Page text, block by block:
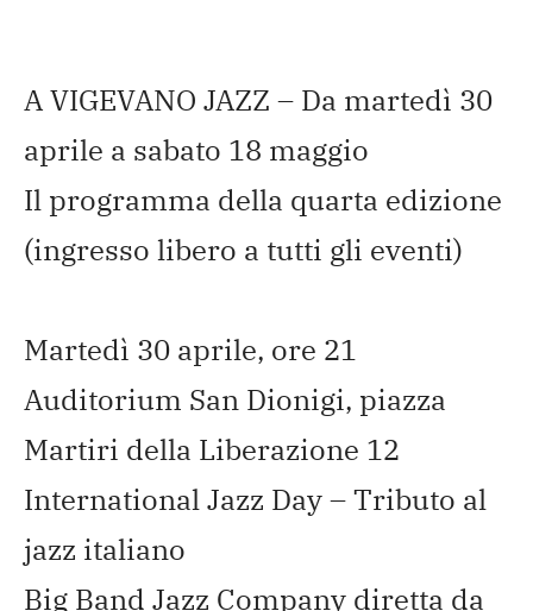
A VIGEVANO JAZZ – Da martedì 30
aprile a sabato 18 maggio
Il programma della quarta edizione
(ingresso libero a tutti gli eventi)
Martedì 30 aprile, ore 21
Auditorium San Dionigi, piazza
Martiri della Liberazione 12
International Jazz Day – Tributo al
jazz italiano
Big Band Jazz Company diretta da